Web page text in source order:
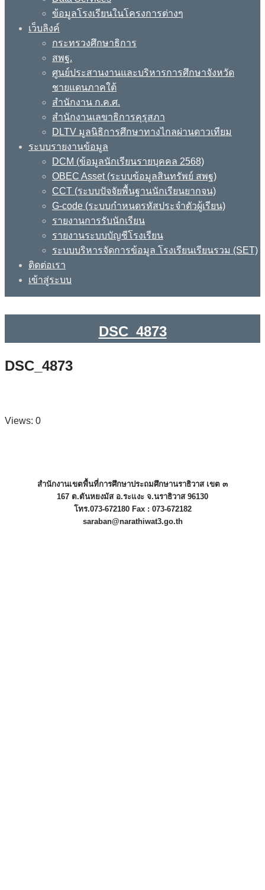
ข้อมูลโรงเรียนในโครงการต่างๆ
เว็บลิงค์
กระทรวงศึกษาธิการ
สพฐ.
ศูนย์ประสานงานและบริหารการศึกษาจังหวัด
ชายแดนภาคใต้
สำนักงาน ก.ค.ศ.
สำนักงานเลขาธิการคุรุสภา
DLTV มูลนิธิการศึกษาทางไกลผ่านดาวเทียม
ระบบรายงานข้อมูล
DCM (ข้อมูลนักเรียนรายบุคคล 2568)
OBEC Asset (ระบบข้อมูลสินทรัพย์ สพฐ)
CCT (ระบบปัจจัยพื้นฐานนักเรียนยากจน)
G-code (ระบบกำหนดรหัสประจำตัวผู้เรียน)
รายงานการรับนักเรียน
รายงานระบบบัญชีโรงเรียน
ระบบบริหารจัดการข้อมูล โรงเรียนเรียนรวม (SET)
ติดต่อเรา
เข้าสู่ระบบ
DSC_4873
DSC_4873
Views: 0
สำนักงานเขตพื้นที่การศึกษาประถมศึกษานราธิวาส เขต ๓
167 ต.ตันหยงมัส อ.ระแงะ จ.นราธิวาส 96130
โทร.073-672180 Fax : 073-672182
saraban@narathiwat3.go.th